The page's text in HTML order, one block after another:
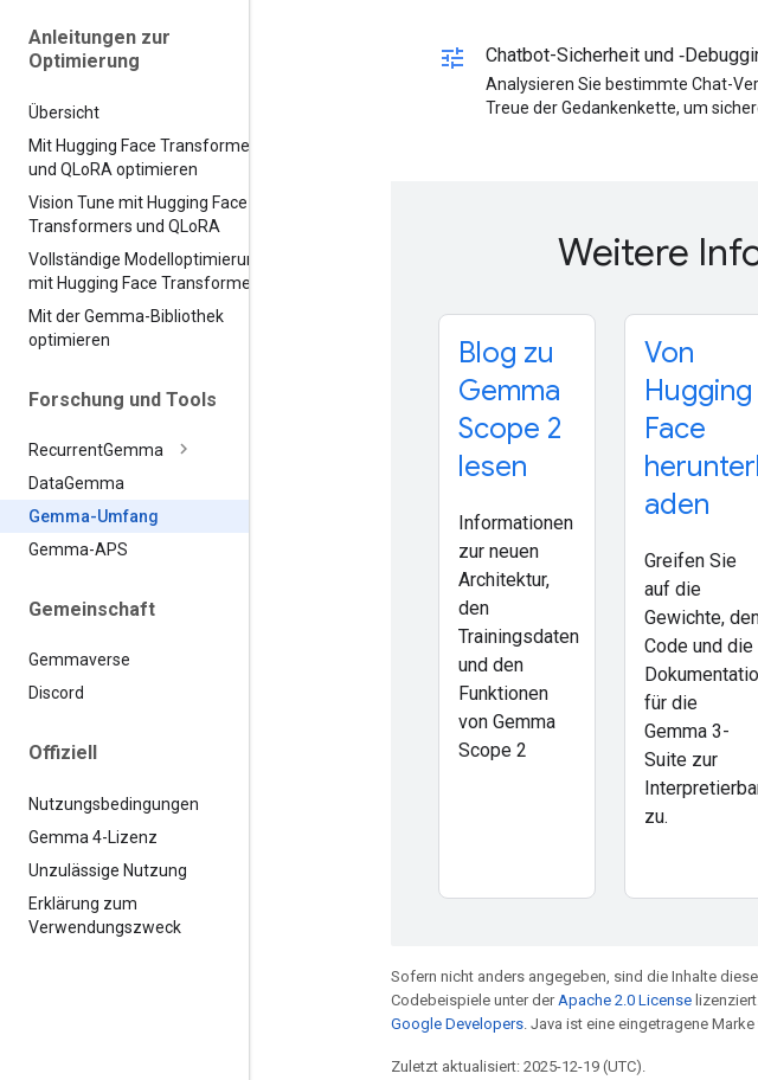
Anleitungen zur
Optimierung
Übersicht
Mit Hugging Face Transformers
und QLoRA optimieren
Vision Tune mit Hugging Face
Transformers und QLoRA
Vollständige Modelloptimierung
mit Hugging Face Transformers
Mit der Gemma-Bibliothek
optimieren
Forschung und Tools
RecurrentGemma
DataGemma
Gemma-Umfang
Gemma-APS
Gemeinschaft
Gemmaverse
Discord
Offiziell
Nutzungsbedingungen
Gemma 4-Lizenz
Unzulässige Nutzung
Erklärung zum
Verwendungszweck
tune Chatbot-Sicherheit und
Analysieren Sie bestimmte Chat-
Treue der Gedankenkette, um
Weitere
Blog zu
Gemma
Scope 2
lesen
Informationen
zur neuen
Architektur,
den
Trainingsdaten
und den
Funktionen
von Gemma
Scope 2
Von
Hugging
Face
herunterl
aden
Greifen Sie
auf die
Gewichte,
Code und die
für die
Gemma 3-
Suite zur
zu.
Sofern nicht anders angegeben, sind die Inhalte
Codebeispiele unter derApache 2.0 License
Google Developers. Java ist eine eingetragene
Zuletzt aktualisiert: 2025-12-19 (UTC).